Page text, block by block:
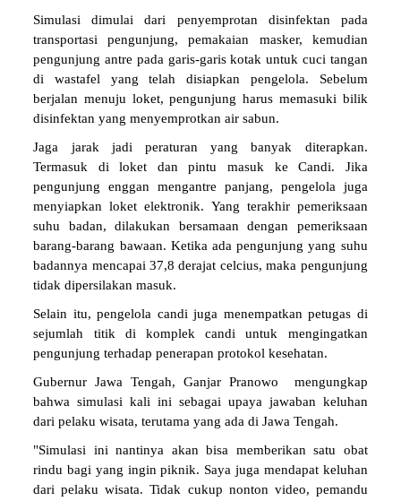
Simulasi dimulai dari penyemprotan disinfektan pada
transportasi pengunjung, pemakaian masker, kemudian
pengunjung antre pada garis-garis kotak untuk cuci tangan
di wastafel yang telah disiapkan pengelola. Sebelum
berjalan menuju loket, pengunjung harus memasuki bilik
disinfektan yang menyemprotkan air sabun.
Jaga jarak jadi peraturan yang banyak diterapkan.
Termasuk di loket dan pintu masuk ke Candi. Jika
pengunjung enggan mengantre panjang, pengelola juga
menyiapkan loket elektronik. Yang terakhir pemeriksaan
suhu badan, dilakukan bersamaan dengan pemeriksaan
barang-barang bawaan. Ketika ada pengunjung yang suhu
badannya mencapai 37,8 derajat celcius, maka pengunjung
tidak dipersilakan masuk.
Selain itu, pengelola candi juga menempatkan petugas di
sejumlah titik di komplek candi untuk mengingatkan
pengunjung terhadap penerapan protokol kesehatan.
Gubernur Jawa Tengah, Ganjar Pranowo mengungkap
bahwa simulasi kali ini sebagai upaya jawaban keluhan
dari pelaku wisata, terutama yang ada di Jawa Tengah.
"Simulasi ini nantinya akan bisa memberikan satu obat
rindu bagi yang ingin piknik. Saya juga mendapat keluhan
dari pelaku wisata. Tidak cukup nonton video, pemandu